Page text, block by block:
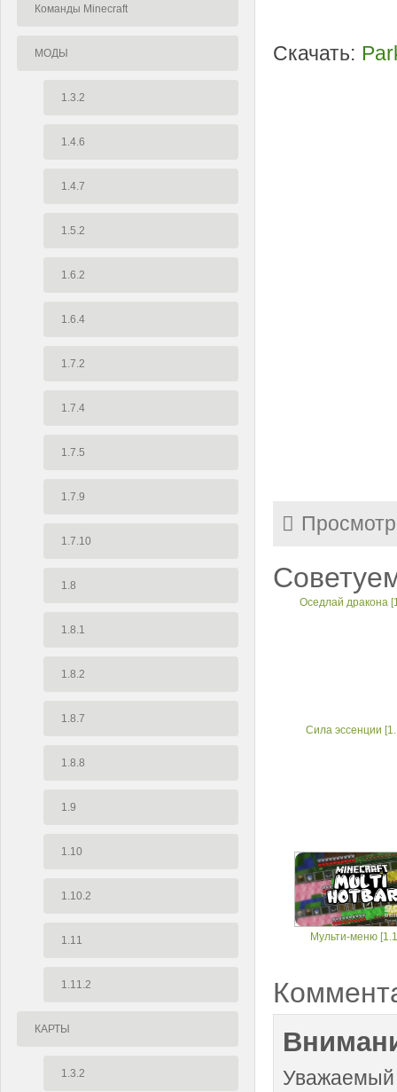
Команды Minecraft
МОДЫ
1.3.2
1.4.6
1.4.7
1.5.2
1.6.2
1.6.4
1.7.2
1.7.4
1.7.5
1.7.9
1.7.10
1.8
1.8.1
1.8.2
1.8.7
1.8.8
1.9
1.10
1.10.2
1.11
1.11.2
КАРТЫ
1.3.2
Скачать:
Оседлай дракона
Сила эссенции
Мульти-меню
Уважаемый